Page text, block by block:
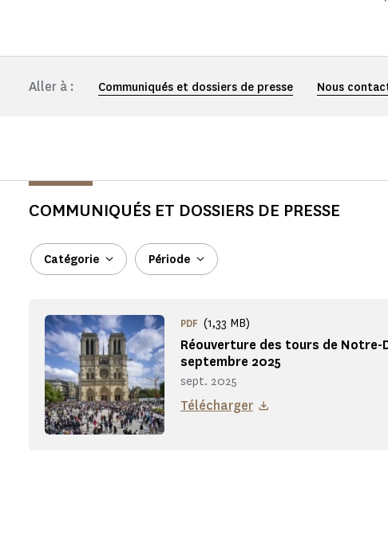
Aller à : Communiqués et dossiers de presse Nous
COMMUNIQUÉS ET DOSSIERS DE PRESSE
Catégorie Période
Réouverture des tours de Notre-
septembre 2025
sept. 2025
PDF (1,33 MB)
Télécharger